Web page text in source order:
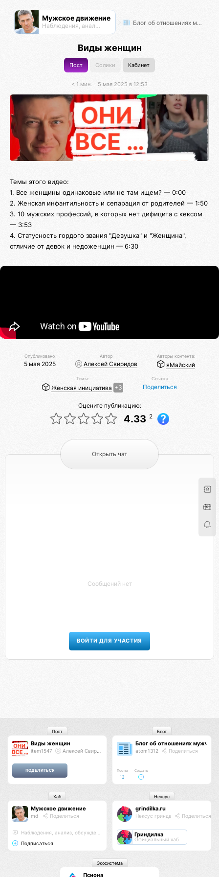
Мужское движение
Наблюдения, анализ, обсуждения Блог об отношениях мужчин и женщин
Виды женщин
Пост Солики Кабинет
< 1 мин. 5 мая 2025 в 12:53
Темы этого видео:
1. Все женщины одинаковые или не там ищем? — 0:00
2. Женская инфантильность и сепарация от родителей — 1:50
3. 10 мужских профессий, в которых нет дифицита с кексом
— 3:53
4. Статусность гордого звания "Девушка" и "Женщина",
отличие от девок и недоженщин — 6:30
Опубликовано
5 мая 2025
Автор
Алексей Свиридов
Авторы контента:
яМайский
Темы:
Женская инициатива +3
Ссылка
Поделиться
Оцените публикацию:
4.33 2
Открыть чат
Сообщений нет
ВОЙТИ ДЛЯ УЧАСТИЯ
Виды женщин
item1547 Алексей Свиридов
Пост
Блог об отношениях мужчин
atom1312 Поделиться
Посты
13
Создать
Блог
Мужское движение
md Поделиться
Наблюдения, анализ, обсуждения
Подписаться
Хаб
grindilka.ru
Нексус гринда Поделиться
Гриндилка
Официальный хаб
Нексус
Псиона
Экосистема